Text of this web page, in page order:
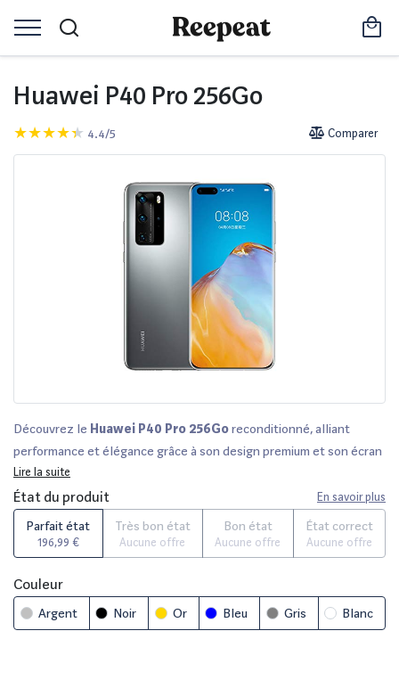
Huawei P40 Pro 256Go
4.4/5 Comparer
Découvrez le Huawei P40 Pro 256Goreconditionné, alliant
performance et élégance grâce à son design premium et son écran
de 6,58 pouces. Chaque appareil est soigneusement vérifié par nos
experts et proposé en plusieurs états cosmétiques : parfait, très
bon, bon ou état correct. Profitez d'une garantie de 12 à 36 mois et
d'un délai de rétractation de 14 jours. Comparez ce modèle sur des
plateformes partenaires réputées telles que Fnac, Darty et Back
Market. Ne manquez pas l'opportunité d'acquérir un smartphone
haut de gamme à prix réduit !
Lire la suite
État du produit En savoir plus
Parfait état
196,99 €
Très bon état
Aucune offre
Bon état
Aucune offre
État correct
Aucune offre
Couleur
Argent Noir Or Bleu Gris Blanc